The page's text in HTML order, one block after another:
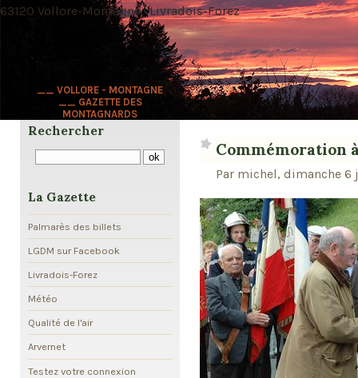
__ VOLLORE - MONTAGNE
__ GAZETTE DES
MONTAGNARDS
63120 Vollore-Montagne · Livradois-Forez
Commémoration
Par michel, dimanche 6
Rechercher
La Gazette
Palmarès des billets
LGDM sur Facebook
Livradois-Forez
Météo
Qualité de l'air
Arvernet
Testez votre connexion